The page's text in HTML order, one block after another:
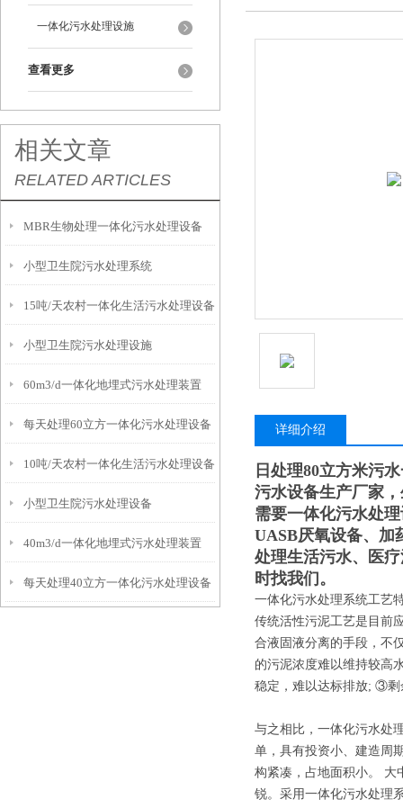
一体化污水处理设施
查看更多
相关文章
RELATED ARTICLES
MBR生物处理一体化污水处理设备
小型卫生院污水处理系统
15吨/天农村一体化生活污水处理设备
小型卫生院污水处理设施
60m3/d一体化地埋式污水处理装置
每天处理60立方一体化污水处理设备
10吨/天农村一体化生活污水处理设备
小型卫生院污水处理设备
40m3/d一体化地埋式污水处理装置
每天处理40立方一体化污水处理设备
详细介绍
日处理80立方米污
污水设备生产厂家
需要一体化污水处
UASB厌氧设备、加
处理生活污水、医
时找我们。
一体化污水处理系统工艺
传统活性污泥工艺是目前
合液固液分离的手段，不
的污泥浓度难以维持较高
稳定，难以达标排放; ③
与之相比，一体化污水处
单，具有投资小、建造周
构紧凑，占地面积小。 大
锐。采用一体化污水处理